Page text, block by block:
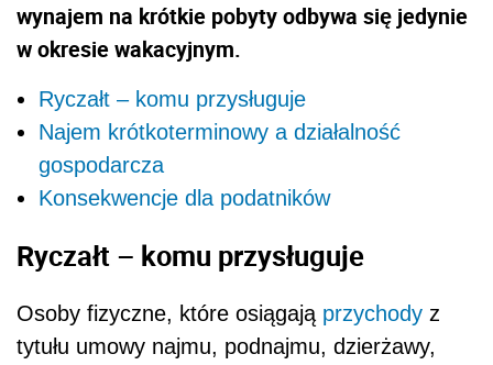
wynajem na krótkie pobyty odbywa się jedynie
w okresie wakacyjnym.
Ryczałt – komu przysługuje
Najem krótkoterminowy a działalność
gospodarcza
Konsekwencje dla podatników
Ryczałt – komu przysługuje
Osoby fizyczne, które osiągają przychody z
tytułu umowy najmu, podnajmu, dzierżawy,